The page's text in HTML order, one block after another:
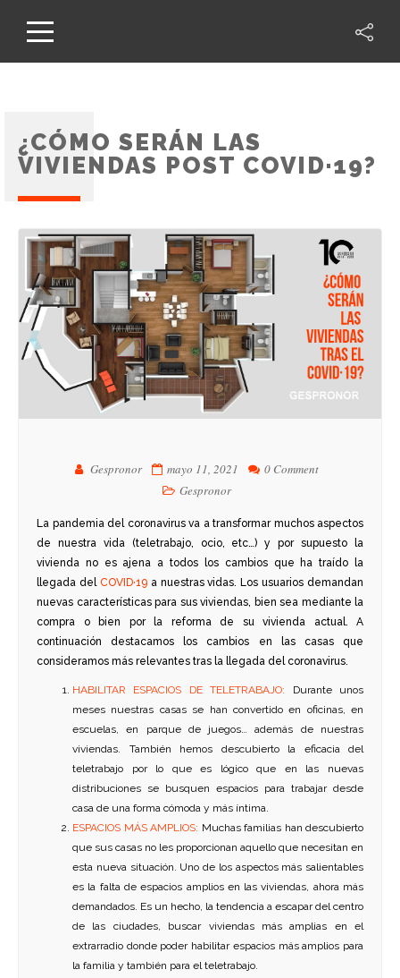
¿CÓMO SERÁN LAS
VIVIENDAS POST COVID·19?
Gespronor mayo 11, 2021
0 Comment
Gespronor
La pandemia del coronavirus va a transformar muchos aspectos
de nuestra vida (teletrabajo, ocio, etc…) y por supuesto la
vivienda no es ajena a todos los cambios que ha traído la
llegada del COVID·19a nuestras vidas. Los usuarios demandan
nuevas características para sus viviendas, bien sea mediante la
compra o bien por la reforma de su vivienda actual. A
continuación destacamos los cambios en las casas que
consideramos más relevantes tras la llegada del coronavirus.
HABILITAR ESPACIOS DE TELETRABAJO: Durante unos
meses nuestras casas se han convertido en oficinas, en
escuelas, en parque de juegos… además de nuestras
viviendas. También hemos descubierto la eficacia del
teletrabajo por lo que es lógico que en las nuevas
distribuciones se busquen espacios para trabajar desde
casa de una forma cómoda y más íntima.
ESPACIOS MÁS AMPLIOS: Muchas familias han descubierto
que sus casas no les proporcionan aquello que necesitan en
esta nueva situación. Uno de los aspectos más salientables
es la falta de espacios amplios en las viviendas, ahora más
demandados. Es un hecho, la tendencia a escapar del centro
de las ciudades, buscar viviendas más amplias en el
extrarradio donde poder habilitar espacios más amplios para
la familia y también para el teletrabajo.